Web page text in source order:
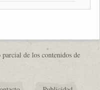
de los contenidos de